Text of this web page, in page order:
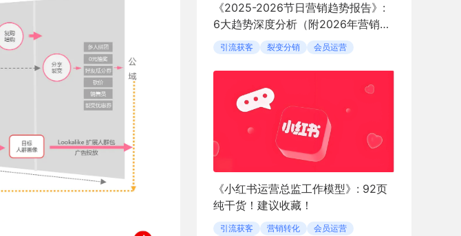
《2025-2026节日营销趋势报告》:
6大趋势深度分析（附2026年营销日
历）
引流获客 裂变分销 会员运营
《小红书运营总监工作模型》: 92页
纯干货！建议收藏！
引流获客 营销转化
会员运营